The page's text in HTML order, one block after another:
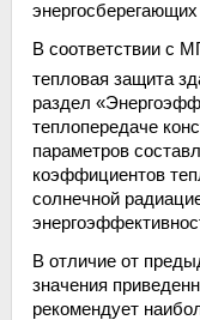
В соответствии с
тепловая защита
раздел
теплопередаче
параметров
коэффициентов
солнечной
В отличие от
значения
рекомендует